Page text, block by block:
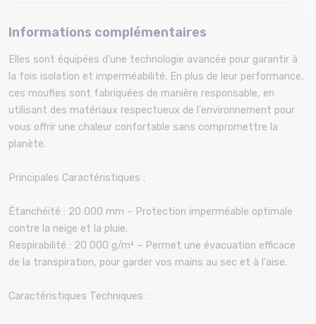
Informations complémentaires
Elles sont équipées d'une technologie avancée pour garantir à
la fois isolation et imperméabilité. En plus de leur performance,
ces moufles sont fabriquées de manière responsable, en
utilisant des matériaux respectueux de l'environnement pour
vous offrir une chaleur confortable sans compromettre la
planète.
Principales Caractéristiques :
Étanchéité : 20 000 mm – Protection imperméable optimale
contre la neige et la pluie.
Respirabilité : 20 000 g/m² – Permet une évacuation efficace
de la transpiration, pour garder vos mains au sec et à l'aise.
Caractéristiques Techniques :